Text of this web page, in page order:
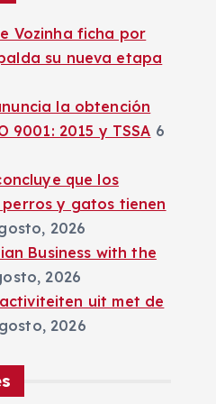
Vozinha ficha por
su nueva etapa
la obtención
9001: 2015 y TSSA 6
que los
y gatos tienen
2026
Business with the
2026
uit met de
2026